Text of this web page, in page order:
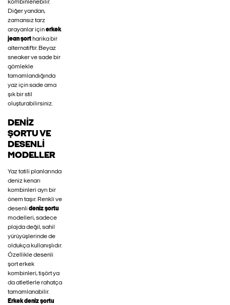
kombinlenebilir.
Diğer yandan,
zamansız tarz
arayanlar içinerkek
jean şort harika bir
alternatiftir. Beyaz
sneaker ve sade bir
gömlekle
tamamlandığında
yaz için sade ama
şık bir stil
oluşturabilirsiniz.
DENIZ
ŞORTU VE
DESENLI
MODELLER
Yaz tatili planlarında
deniz kenarı
kombinleri ayrı bir
önem taşır. Renkli ve
desenli deniz şortu
modelleri, sadece
plajda değil, sahil
yürüyüşlerinde de
oldukça kullanışlıdır.
Özellikle desenli
şort erkek
kombinleri, tişört ya
da atletlerle rahatça
tamamlanabilir.
Erkek deniz şortu